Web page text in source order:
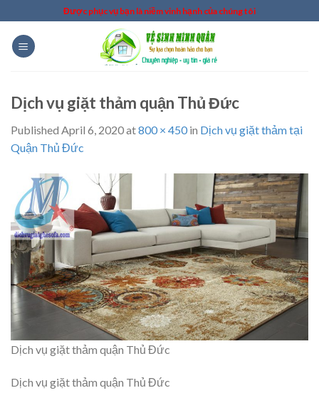
to
content
Được phục vụ bạn là niềm vinh hạnh của chúng tôi
Dịch vụ giặt thảm quận Thủ Đức
Published April 6, 2020at800 × 450in Dịch vụ giặt thảm tại
Quận Thủ Đức
Dịch vụ giặt thảm quận Thủ Đức
Dịch vụ giặt thảm quận Thủ Đức